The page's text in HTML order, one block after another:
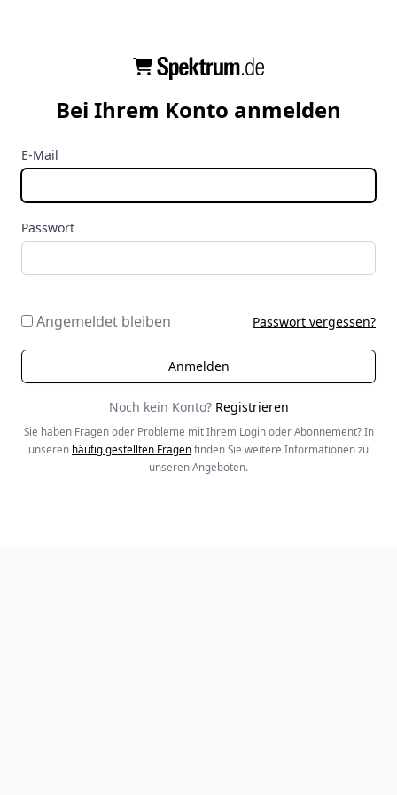
Bei Ihrem Konto anmelden
E-Mail
Passwort
Angemeldet bleiben Passwort vergessen?
Noch kein Konto? Registrieren
Sie haben Fragen oder Probleme mit Ihrem Login oder Abonnement? In
unseren häufig gestellten Fragen finden Sie weitere Informationen zu
unseren Angeboten.